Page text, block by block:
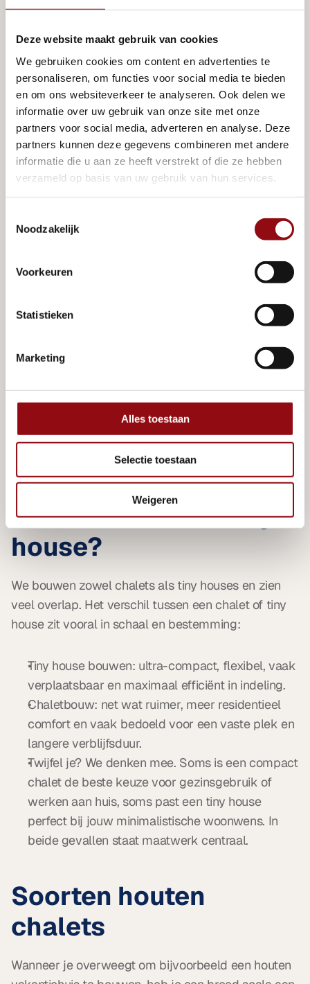
Deze website maakt gebruik van cookies
We gebruiken cookies om content en advertenties te
personaliseren, om functies voor social media te bieden
en om ons websiteverkeer te analyseren. Ook delen we
informatie over uw gebruik van onze site met onze
partners voor social media, adverteren en analyse. Deze
partners kunnen deze gegevens combineren met andere
informatie die u aan ze heeft verstrekt of die ze hebben
verzameld op basis van uw gebruik van hun services.
Noodzakelijk
Voorkeuren
Statistieken
Marketing
Alles toestaan
Selectie toestaan
Weigeren
slaapkamer – het zijn die details die het verschil
Duurzaamheid die je
voelt én terugziet
De duurzaamheid van houten chalets is één van de
voordelen. Duurzaam bouwen betekent voor ons:
gecontroleerde herkomst.
gemodificeerd hout of duurzame afwerking) voor
Energiezuinige oplossingen op maat: van
zonnepanelen tot lage-temperatuurverwarming.
Slimme oriëntatie en daglichttoetreding om het
energiegebruik te verlagen.
Zo creëer je een chalet dat prettig leeft, weinig
energie verbruikt en zijn waarde behoudt.
Houten chalet of tiny
house?
We bouwen zowel chalets als tiny houses en zien
veel overlap. Het verschil tussen een chalet of tiny
house zit vooral in schaal en bestemming:
Tiny house bouwen: ultra-compact, flexibel, vaak
verplaatsbaar en maximaal efficiënt in indeling.
Chaletbouw: net wat ruimer, meer residentieel
comfort en vaak bedoeld voor een vaste plek en
langere verblijfsduur.
Twijfel je? We denken mee. Soms is een compact
chalet de beste keuze voor gezinsgebruik of
werken aan huis, soms past een tiny house
perfect bij jouw minimalistische woonwens. In
beide gevallen staat maatwerk centraal.
Soorten houten
chalets
Wanneer je overweegt om bijvoorbeeld een houten